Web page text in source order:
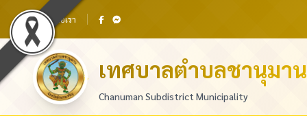
ติดต่อเรา
เทศบาลตำบลชานุมาน
Chanuman Subdistrict Municipality